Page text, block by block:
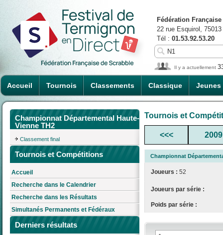
Accueil Tournois Classements Classique Jeunes
Fédération
22 rue Esquirol,
Tél : 01.53.92.53.20
Il y a actuellement
Championnat Départemental Haute-
Vienne TH2
Classement final
Tournois et Compétitions
Accueil
Recherche dans le Calendrier
Recherche dans les Résultats
Simultanés Permanents et Fédéraux
Derniers résultats
Tournois et
<<< 2009
Championnat
Joueurs : 52
Joueurs par série :
Poids par série :